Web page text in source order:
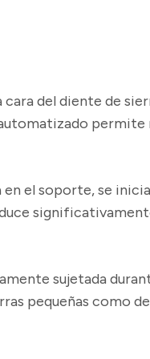
del diente de
el soporte, se
sujetada
pequeñas como